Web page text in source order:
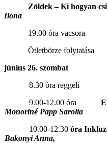
Zöldek – Ki hogyan
Ilona
19.00 óra vacsora
Ötletbörze folytatása
június 26. szombat
8.30 óra reggeli
9.00-12.00 óra
Monoriné Papp Sarolta
10.00-12.30 óra
Bakonyi Anna,